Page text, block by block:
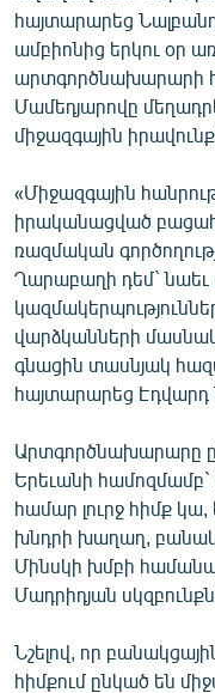
ՀԵՏԵՎԵՔ ՄԵԶ
հայտարարեց
ամբիոնից երկու օր
արտգործնախարարի
Մամեդյարովը
միջազգային
«Միջազգային
իրականացված
ռազմական
Ղարաբաղի դեմ`
վարձկանների
գնացին տասնյակ
հայտարարեց Էդվարդ
Արտգործնախարարը
Երեւանի
համար լուրջ հիմք
խնդրի խաղաղ,
Մինսկի խմբի
Մադրիդյան
Նշելով, որ
հիմքում ընկած են